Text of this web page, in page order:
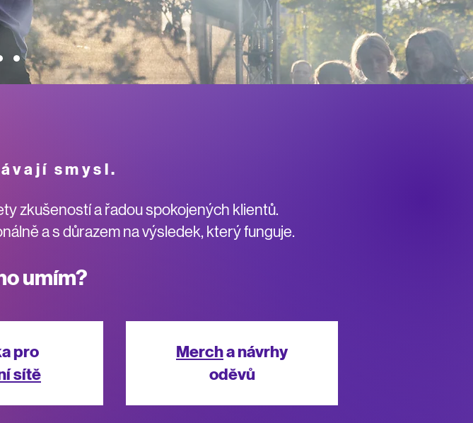
smysl.
zkušeností a řadou spokojených klientů.
a s důrazem na výsledek, který funguje.
umím?
pro
sítě
Mercha návrhy
oděvů